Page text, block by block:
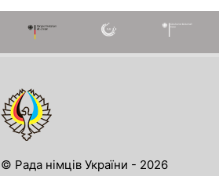
© Рада німців України - 2026